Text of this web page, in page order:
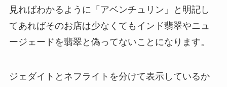
見ればわかるように「アベンチュリン」と明記し
てあればそのお店は少なくてもインド翡翠やニュ
ージェードを翡翠と偽ってないことになります。
ジェダイトとネフライトを分けて表示しているか